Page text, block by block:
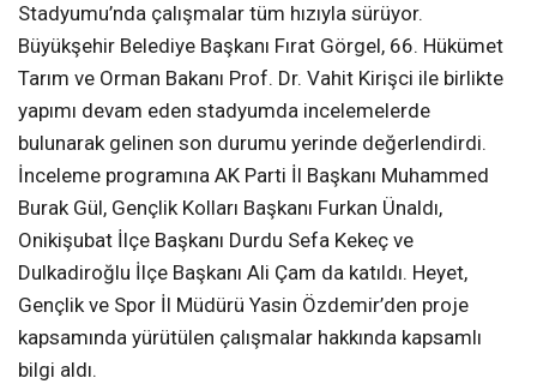
Facebook
Instagram
Youtube
Stadyumu’nda çalışmalar tüm hızıyla sürüyor.
Büyükşehir Belediye Başkanı Fırat Görgel, 66. Hükümet
Tarım ve Orman Bakanı Prof. Dr. Vahit Kirişci ile birlikte
yapımı devam eden stadyumda incelemelerde
bulunarak gelinen son durumu yerinde değerlendirdi.
İnceleme programına AK Parti İl Başkanı Muhammed
Burak Gül, Gençlik Kolları Başkanı Furkan Ünaldı,
Onikişubat İlçe Başkanı Durdu Sefa Kekeç ve
Dulkadiroğlu İlçe Başkanı Ali Çam da katıldı. Heyet,
Gençlik ve Spor İl Müdürü Yasin Özdemir’den proje
kapsamında yürütülen çalışmalar hakkında kapsamlı
bilgi aldı.